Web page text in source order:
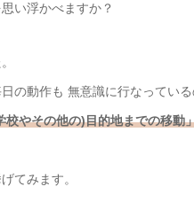
い浮かべますか？
の動作も 無意識に行なってい
やその他の)目的地までの移動
てみます。